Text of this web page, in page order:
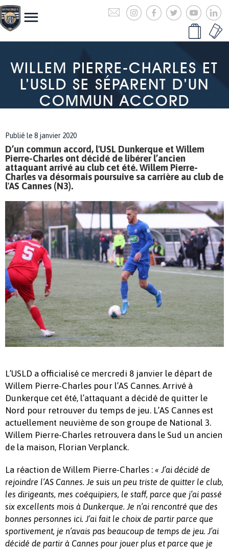
WILLEM PIERRE-CHARLES ET
L’USLD SE SÉPARENT D’UN
COMMUN ACCORD
Publié le 8 janvier 2020
D’un commun accord, l'USL Dunkerque et Willem
Pierre-Charles ont décidé de libérer l’ancien
attaquant arrivé au club cet été. Willem Pierre-
Charles va désormais poursuive sa carrière au club de
l'AS Cannes (N3).
L’USLD a officialisé ce mercredi 8 janvier le départ de
Willem Pierre-Charles pour l’AS Cannes. Arrivé à
Dunkerque cet été, l’attaquant a décidé de quitter le
Nord pour retrouver du temps de jeu. L’AS Cannes est
actuellement neuvième de son groupe de National 3.
Willem Pierre-Charles retrouvera dans le Sud un ancien
de la maison, Florian Verplanck.
La réaction de Willem Pierre-Charles : « J’ai décidé de
rejoindre l’AS Cannes. Je suis un peu triste de quitter le club,
les dirigeants, mes coéquipiers, le staff, parce que j’ai passé
six excellents mois à Dunkerque. Je n’ai rencontré que des
bonnes personnes ici. J’ai fait le choix de partir parce que
sportivement, je n’avais pas beaucoup de temps de jeu. J’ai
décidé de partir à Cannes pour jouer plus et parce que je